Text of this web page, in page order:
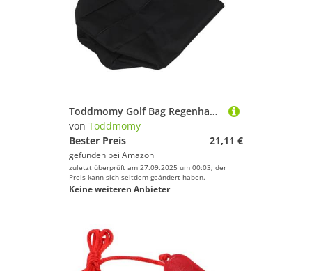
Toddmomy Golf Bag Regenhaube Reise Regen Schutz Abdeckung Staubdicht Wetterfest Maßgeschneidert Für Golf Taschen Clubs Outdoor
von Toddmomy
Bester Preis
21,11 €
gefunden bei Amazon
zuletzt überprüft am 27.09.2025 um 00:03; der
Preis kann sich seitdem geändert haben.
Keine weiteren Anbieter